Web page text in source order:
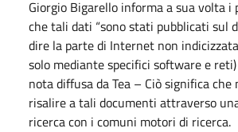
Giorgio Bigarello informa a sua volta
che tali dati “sono stati pubblicati sul
dire la parte di Internet non
solo mediante specifici software e
nota diffusa da Tea – Ciò significa che
risalire a tali documenti attraverso
ricerca con i comuni motori di ricerca.